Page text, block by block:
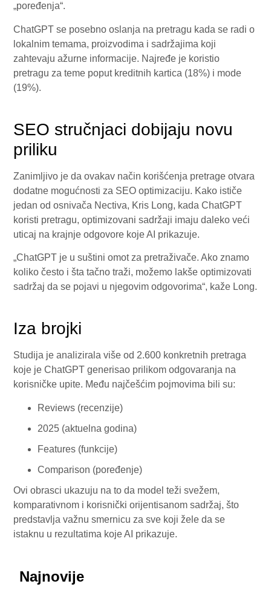
„poređenja“.
ChatGPT se posebno oslanja na pretragu kada se radi o
lokalnim temama, proizvodima i sadržajima koji
zahtevaju ažurne informacije. Najređe je koristio
pretragu za teme poput kreditnih kartica (18%) i mode
(19%).
SEO stručnjaci dobijaju novu
priliku
Zanimljivo je da ovakav način korišćenja pretrage otvara
dodatne mogućnosti za SEO optimizaciju. Kako ističe
jedan od osnivača Nectiva, Kris Long, kada ChatGPT
koristi pretragu, optimizovani sadržaji imaju daleko veći
uticaj na krajnje odgovore koje AI prikazuje.
„ChatGPT je u suštini omot za pretraživače. Ako znamo
koliko često i šta tačno traži, možemo lakše optimizovati
sadržaj da se pojavi u njegovim odgovorima“, kaže Long.
Iza brojki
Studija je analizirala više od 2.600 konkretnih pretraga
koje je ChatGPT generisao prilikom odgovaranja na
korisničke upite. Među najčešćim pojmovima bili su:
Reviews (recenzije)
2025 (aktuelna godina)
Features (funkcije)
Comparison (poređenje)
Ovi obrasci ukazuju na to da model teži svežem,
komparativnom i korisnički orijentisanom sadržaj, što
predstavlja važnu smernicu za sve koji žele da se
istaknu u rezultatima koje AI prikazuje.
Najnovije